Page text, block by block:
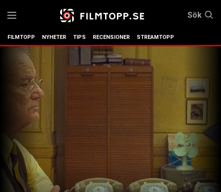
Sök
FILMTOPP NYHETER TIPS RECENSIONER STREAMTOPP